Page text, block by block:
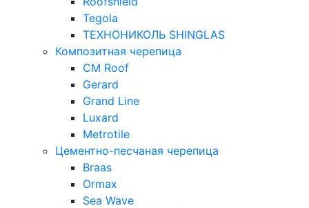
Tegola
ТЕХНОНИКОЛЬ SHINGLAS
Композитная черепица
CM Roof
Gerard
Grand Line
Luxard
Metrotile
Цементно-песчаная черепица
Braas
Ormax
Sea Wave